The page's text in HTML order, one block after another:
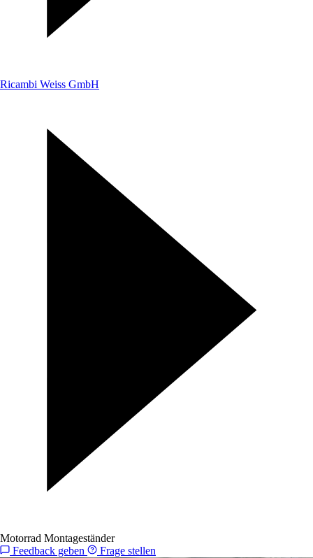
Ricambi Weiss GmbH
Motorrad Montageständer
Feedback geben
Frage stellen